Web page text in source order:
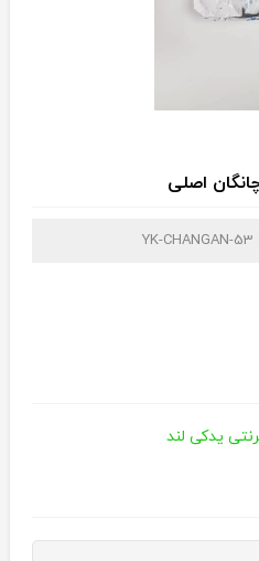
اصلی
YK-CHANGAN-53
یدکی لند